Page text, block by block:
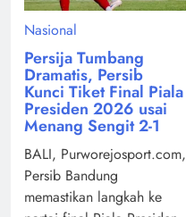
Nasional
Persija Tumbang
Dramatis, Persib
Kunci Tiket Final Piala
Presiden 2026 usai
Menang Sengit 2-1
BALI, Purworejosport.com,
Persib Bandung
memastikan langkah ke